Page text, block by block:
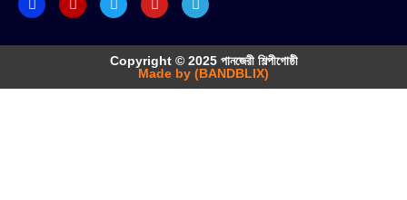
Copyright © 2025 পানজেরী শিল্পীগোষ্ঠী
Made by (BANDBLIX)